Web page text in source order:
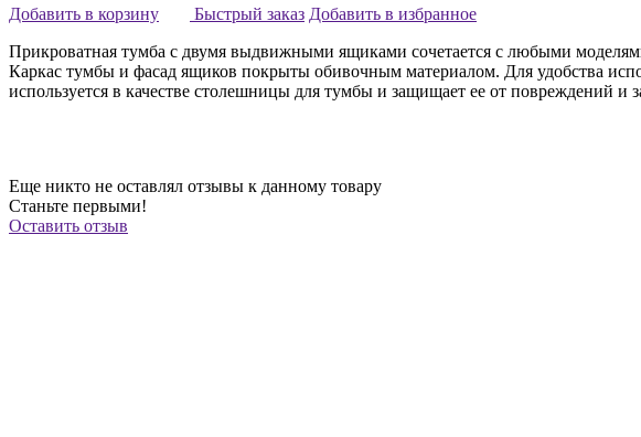
Добавить в корзину
Быстрый заказ Добавить в избранное
Прикроватная тумба с двумя выдвижными ящиками сочетается с любыми
Каркас тумбы и фасад ящиков покрыты обивочным материалом. Для удобства
используется в качестве столешницы для тумбы и защищает ее от повреждений и
Еще никто не оставлял отзывы к данному товару
Станьте первыми!
Оставить отзыв